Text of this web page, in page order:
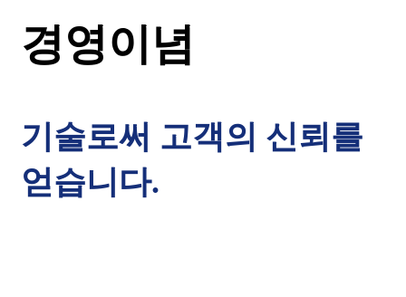
경영이념
기술로써 고객의 신뢰를
얻습니다.